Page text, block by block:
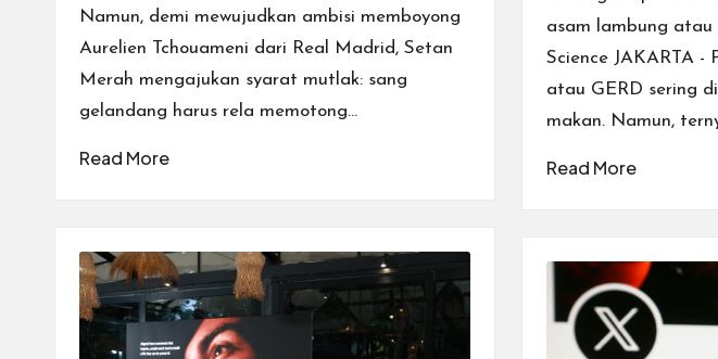
Namun, demi mewujudkan ambisi memboyong
Aurelien Tchouameni dari Real Madrid, Setan
Merah mengajukan syarat mutlak: sang
gelandang harus rela memotong…
Read More
asam lambung atau
Science JAKARTA -
atau GERD sering
makan. Namun,
Read More